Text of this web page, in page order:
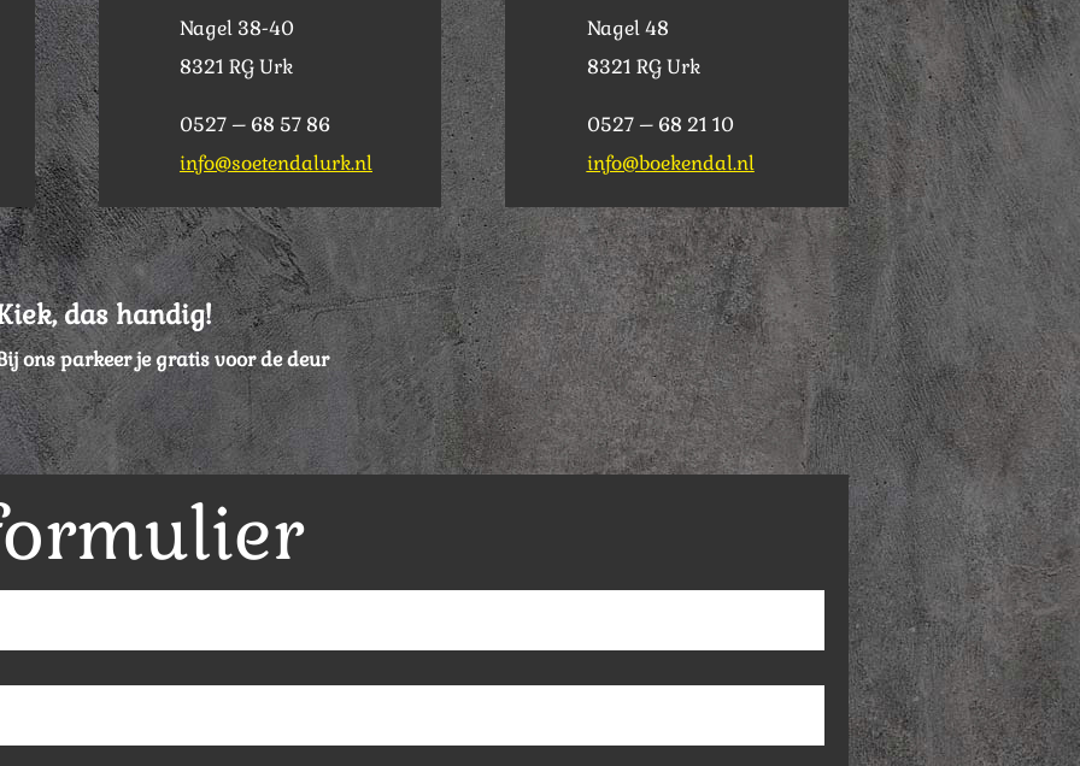
Nagel 38-40
8321 RG Urk
0527 – 68 57 86
info@soetendalurk.nl
Nagel 48
8321 RG Urk
0527 – 68 21 10
info@boekendal.nl
das handig!
ons parkeer je gratis voor de deur